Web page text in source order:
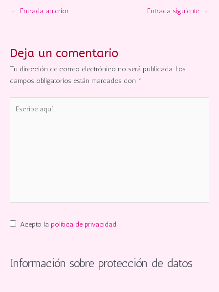
← Entrada anterior Entrada siguiente →
Deja un comentario
Tu dirección de correo electrónico no será publicada. Los
campos obligatorios están marcados con *
aquí...
Acepto la política de privacidad
Información sobre protección de datos